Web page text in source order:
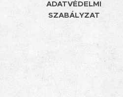
ADATVÉDELMI
SZABÁLYZAT